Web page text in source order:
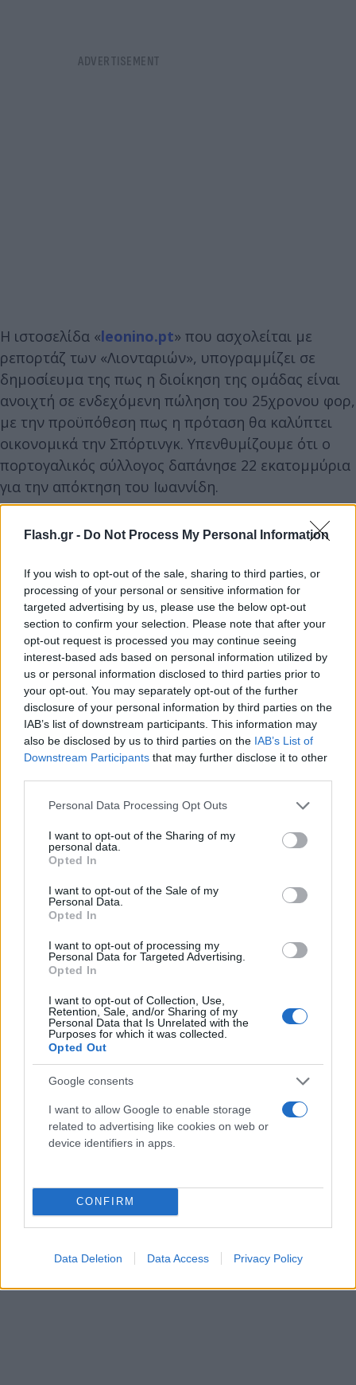
Flash.gr - Do Not Process My Personal Information
If you wish to opt-out of the sale, sharing to third parties, or
processing of your personal or sensitive information for
targeted advertising by us, please use the below opt-out
section to confirm your selection. Please note that after your
opt-out request is processed you may continue seeing
interest-based ads based on personal information utilized by
us or personal information disclosed to third parties prior to
your opt-out. You may separately opt-out of the further
disclosure of your personal information by third parties on the
IAB’s list of downstream participants. This information may
also be disclosed by us to third parties on the IAB’s List of
Downstream Participants that may further disclose it to other
Please note that this website/app uses one or more Google
not limited to your visit or usage behaviour. You may click to
grant or deny consent to Google and its third-party tags to
use your data for below specified purposes in below Google
consent section.
Personal Data Processing Opt Outs
I want to opt-out of the Sharing of my
personal data.
Opted In
I want to opt-out of the Sale of my
Personal Data.
Opted In
I want to opt-out of processing my
Personal Data for Targeted Advertising.
Opted In
I want to opt-out of Collection, Use,
Retention, Sale, and/or Sharing of my
Personal Data that Is Unrelated with the
Purposes for which it was collected.
Opted Out
Google consents
I want to allow Google to enable storage
related to advertising like cookies on web or
device identifiers in apps.
CONFIRM
Data Deletion Data Access Privacy Policy
Η ιστοσελίδα «leonino.pt» που ασχολείται με
ρεπορτάζ των «Λιονταριών», υπογραμμίζει σε
δημοσίευμα της πως η διοίκηση της ομάδας είναι
ανοιχτή σε ενδεχόμενη πώληση του 25χρονου φορ,
με την προϋπόθεση πως η πρόταση θα καλύπτει
οικονομικά την Σπόρτινγκ. Υπενθυμίζουμε ότι ο
πορτογαλικός σύλλογος δαπάνησε 22 εκατομμύρια
για την απόκτηση του Ιωαννίδη.
Exclusivo Leonino 🗞️
Sporting aceita negociar Fotis Ioannidis por causa
das lesões, mas apenas com uma condição 👀
Confere a notícia completa no link dos comentários
pic.twitter.com/CWN9GsoPmv
— Leonino (@leoninopt)March 28, 2026
Σύμφωνα με όσα προκύπτουν από το εξωτερικό, ο
Ιωαννίδης αναμένεται να απουσιάσει για ακόμα 4-6
σενάριο του χειρουργείου μοιάζει δεδομένο. Σε 22
συμμετοχές με τα «λιοντάρια», ο άτυχος επιθετικός
μετράει 6 γκολ και 3 ασίστ, μετρώντας μόλις 947